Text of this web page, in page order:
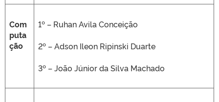
Com
puta
ção
1º – Ruhan Avila Conceição
2º – Adson Ileon Ripinski Duarte
3º – João Júnior da Silva Machado